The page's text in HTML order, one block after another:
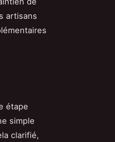
artisans
étape
simple
clarifié,